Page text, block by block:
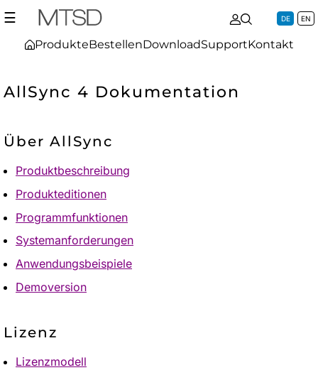
☰
ProdukteBestellenDownloadSupportKontakt
DE EN
AllSync 4 Dokumentation
Über AllSync
Produktbeschreibung
Produkteditionen
Programmfunktionen
Systemanforderungen
Anwendungsbeispiele
Demoversion
Lizenz
Lizenzmodell